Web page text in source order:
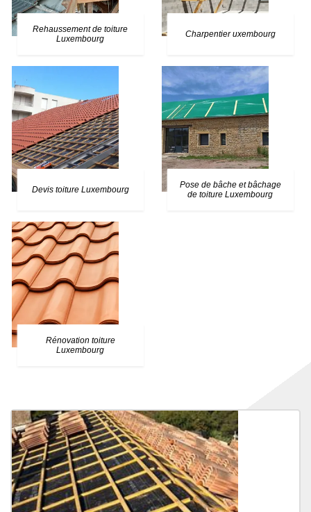
Rehaussement de toiture
Luxembourg
Charpentier uxembourg
Devis toiture Luxembourg
Pose de bâche et bâchage
de toiture Luxembourg
Rénovation toiture
Luxembourg